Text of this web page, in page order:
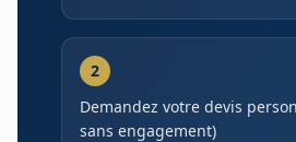
2
Demandez votre devis
sans engagement)